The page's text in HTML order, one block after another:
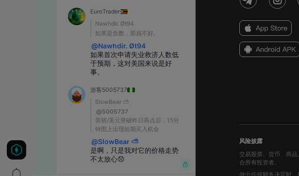
风险披露
交易股票、货币、商
合所有投资者。
做出任何财务决定时